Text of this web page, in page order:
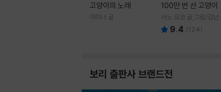
고양이의 노래
이미나 글
100만 번 산 고양이
사노 요코 글,그림/김난주
역 9.4 (124)
보리 출판사 브랜드전